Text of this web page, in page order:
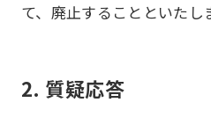
て、廃止することといたし
2. 質疑応答